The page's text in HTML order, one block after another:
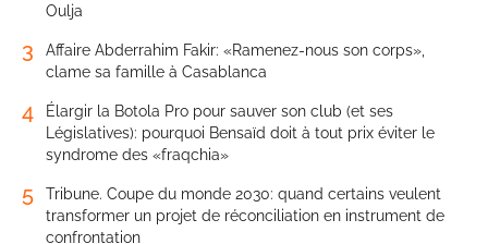
Oulja
3
Affaire Abderrahim Fakir: «Ramenez-nous son corps»,
clame sa famille à Casablanca
4
Élargir la Botola Pro pour sauver son club (et ses
Législatives): pourquoi Bensaïd doit à tout prix éviter le
syndrome des «fraqchia»
5
Tribune. Coupe du monde 2030: quand certains veulent
transformer un projet de réconciliation en instrument de
confrontation